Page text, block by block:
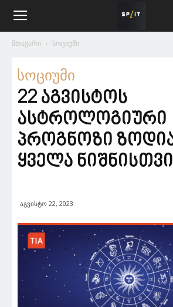
მთავარი სოციუმი
სოციუმი
22 აგვისტოს
ასტროლოგიური
პროგნოზი
ყველა
აგვისტო 22, 2023